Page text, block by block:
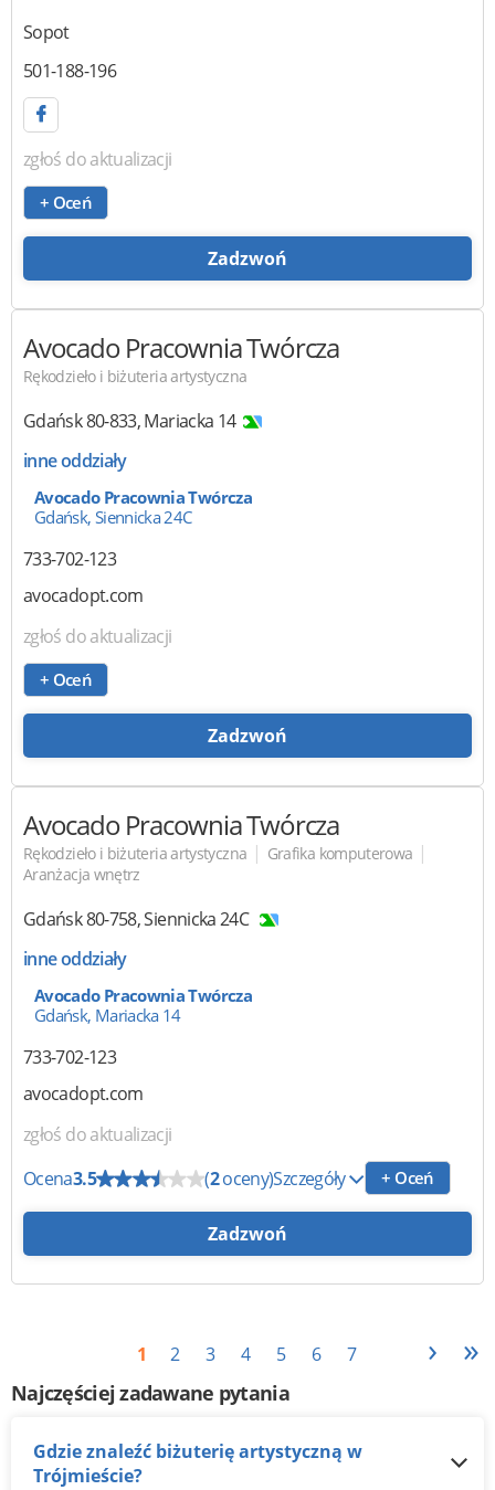
Sopot
501-188-196
zgłoś do aktualizacji
+ Oceń
Zadzwoń
Avocado Pracownia Twórcza
Rękodzieło i biżuteria artystyczna
Gdańsk80-833,Mariacka 14
inne oddziały
Avocado Pracownia Twórcza
Gdańsk, Siennicka 24C
733-702-123
avocadopt.com
zgłoś do aktualizacji
+ Oceń
Zadzwoń
Avocado Pracownia Twórcza
Rękodzieło i biżuteria artystyczna | Grafika komputerowa |
Aranżacja wnętrz
Gdańsk80-758,Siennicka 24C
inne oddziały
Avocado Pracownia Twórcza
Gdańsk, Mariacka 14
733-702-123
avocadopt.com
zgłoś do aktualizacji
Ocena3.5 (2oceny)Szczegóły + Oceń
Zadzwoń
1 2 3 4 5 6 7 › »
Najczęściej zadawane pytania
Gdzie znaleźć biżuterię artystyczną w
Trójmieście?